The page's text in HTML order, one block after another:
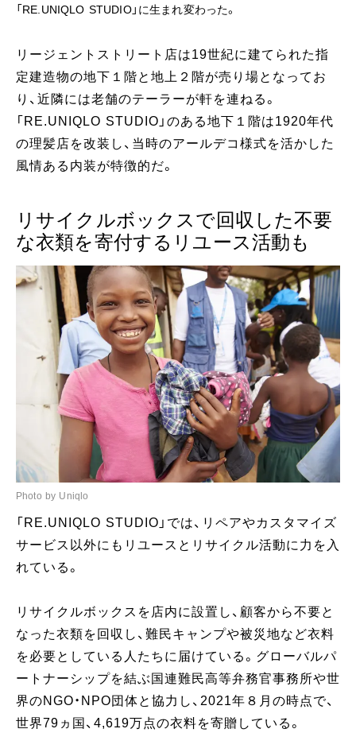
「RE.UNIQLO STUDIO」に生まれ変わった。
リージェントストリート店は19世紀に建てられた指
定建造物の地下１階と地上２階が売り場となってお
り、近隣には老舗のテーラーが軒を連ねる。
「RE.UNIQLO STUDIO」のある地下１階は1920年代
の理髪店を改装し、当時のアールデコ様式を活かした
風情ある内装が特徴的だ。
リサイクルボックスで回収した不要
な衣類を寄付するリユース活動も
Photo by Uniqlo
「RE.UNIQLO STUDIO」では、リペアやカスタマイズ
サービス以外にもリユースとリサイクル活動に力を入
れている。
リサイクルボックスを店内に設置し、顧客から不要と
なった衣類を回収し、難民キャンプや被災地など衣料
を必要としている人たちに届けている。グローバルパ
ートナーシップを結ぶ国連難民高等弁務官事務所や世
界のNGO・NPO団体と協力し、2021年８月の時点で、
世界79ヵ国、4,619万点の衣料を寄贈している。